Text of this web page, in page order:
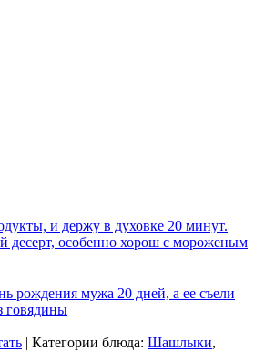
и держу в духовке 20 минут.
десерт, особенно хорош с мороженым
рождения мужа 20 дней, а ее съели
говядины
| Категории блюда: Шашлыки,